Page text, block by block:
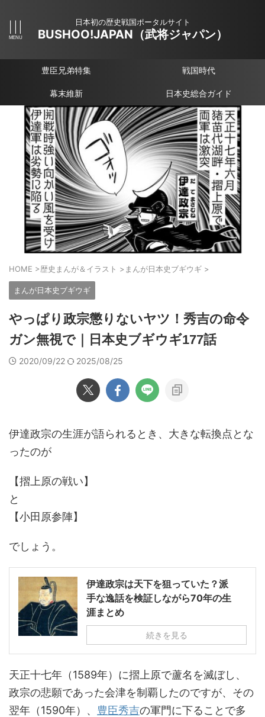
日本初の歴史戦国ポータルサイト
BUSHOO!JAPAN（武将ジャパン）
豊臣兄弟特集 戦国時代
幕末維新 日本史総合ガイド
HOME >歴史まんが＆イラスト > まんが日本史ブギウギ >
まんが日本史ブギウギ
やっぱり政宗懲りないヤツ！秀吉の命令
ガン無視で｜日本史ブギウギ177話
2020/09/22 2025/08/25
伊達政宗の生涯が語られるとき、大きな転換点とな
ったのが
【摺上原の戦い】
と
【小田原参陣】
でしょう。
伊達政宗は天下を狙っていた？派
手な逸話を検証しながら70年の生
涯まとめ
続きを見る
天正十七年（1589年）に摺上原で蘆名を滅ぼし、
政宗の悲願であった会津を制覇したのですが、その
翌年（1590年）、 豊臣秀吉の軍門に下ることで多